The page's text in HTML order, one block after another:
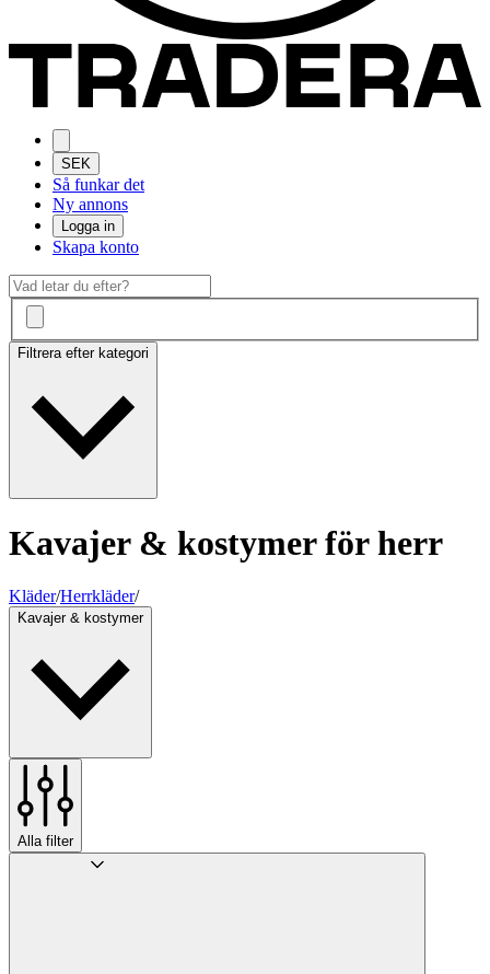
SEK
Så funkar det
Ny annons
Logga in
Skapa konto
Filtrera efter kategori
Kavajer & kostymer för herr
Kläder/Herrkläder/
Kavajer & kostymer
Alla filter